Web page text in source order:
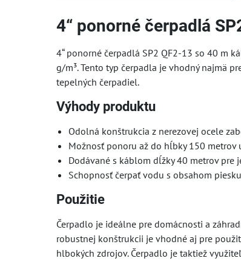
4“ ponorné čerpadlá
4“ ponorné čerpadlá SP2 QF2-13 so 40 m
g/m³. Tento typ čerpadla je vhodný najmä
tepelných čerpadiel.
Výhody produktu
Odolná konštrukcia z nerezovej ocele
Možnosť ponoru až do hĺbky 150
Dodávané s káblom dĺžky 40 metrov
Schopnosť čerpať vodu s obsahom
Použitie
Čerpadlo je ideálne pre domácnosti a
robustnej konštrukcii je vhodné aj pre
hlbokých zdrojov. Čerpadlo je taktiež